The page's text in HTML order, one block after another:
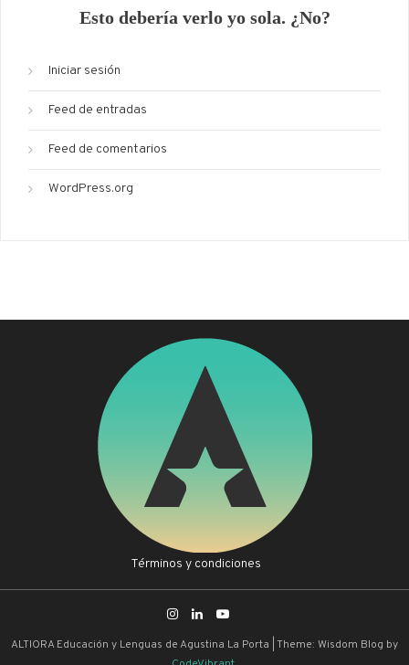
Esto debería verlo yo sola. ¿No?
Iniciar sesión
Feed de entradas
Feed de comentarios
WordPress.org
Términos y condiciones
ALTIORA Educación y Lenguas de Agustina La Porta Theme: Wisdom Blog by